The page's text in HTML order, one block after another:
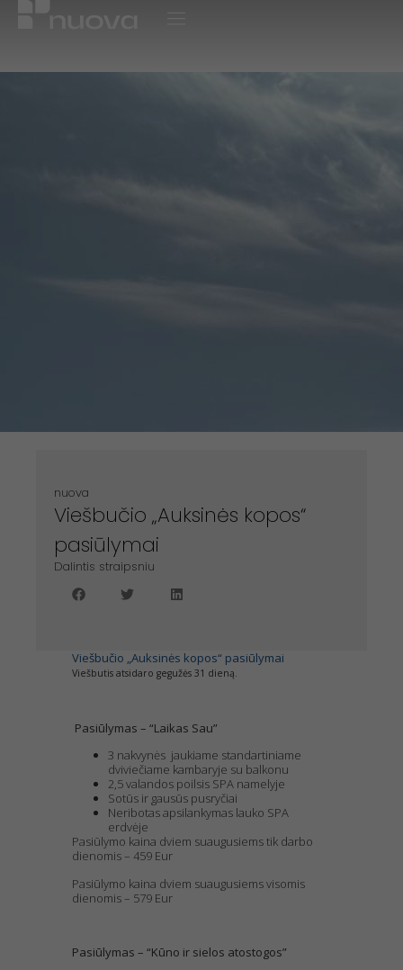
nuova
Viešbučio „Auksinės kopos“
pasiūlymai
Dalintis straipsniu
Viešbučio „Auksinės kopos“ pasiūlymai
Viešbutis atsidaro gegužės 31 dieną.
Pasiūlymas – “Laikas Sau”
3 nakvynės jaukiame standartiniame
dviviečiame kambaryje su balkonu
2,5 valandos poilsis SPA namelyje
Sotūs ir gausūs pusryčiai
Neribotas apsilankymas lauko SPA
erdvėje
Pasiūlymo kaina dviem suaugusiems tik darbo
dienomis – 459 Eur
Pasiūlymo kaina dviem suaugusiems visomis
dienomis – 579 Eur
Pasiūlymas – “Kūno ir sielos atostogos”